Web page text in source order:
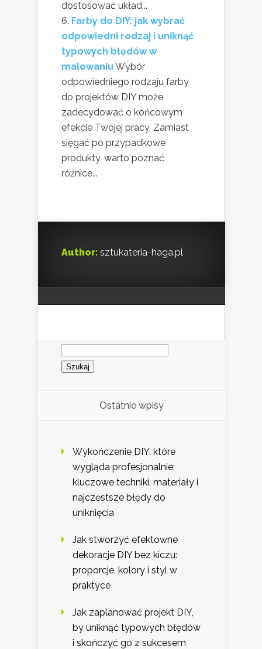
dostosować układ...
Farby do DIY: jak wybrać
odpowiedni rodzaj i uniknąć
typowych błędów w
malowaniuWybór
odpowiedniego rodzaju farby
do projektów DIY może
zadecydować o końcowym
efekcie Twojej pracy. Zamiast
sięgać po przypadkowe
produkty, warto poznać
różnice...
Author: sztukateria-haga.pl
Szukaj:
Ostatnie wpisy
Wykończenie DIY, które
wygląda profesjonalnie:
kluczowe techniki, materiały i
najczęstsze błędy do
uniknięcia
Jak stworzyć efektowne
dekoracje DIY bez kiczu:
proporcje, kolory i styl w
praktyce
Jak zaplanować projekt DIY,
by uniknąć typowych błędów
i skończyć go z sukcesem